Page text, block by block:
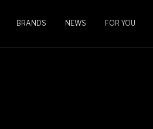
BRANDS NEWS FOR YOU